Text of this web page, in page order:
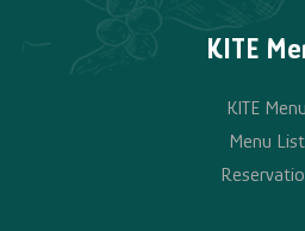
KITE
KITE Menu
Menu List